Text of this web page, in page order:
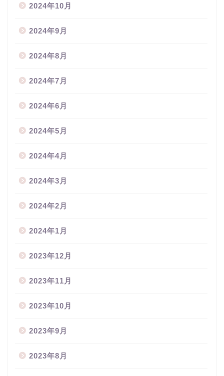
2024年10月
2024年9月
2024年8月
2024年7月
2024年6月
2024年5月
2024年4月
2024年3月
2024年2月
2024年1月
2023年12月
2023年11月
2023年10月
2023年9月
2023年8月